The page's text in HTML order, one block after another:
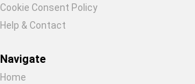
Cookie Consent Policy
Help & Contact
Navigate
Home